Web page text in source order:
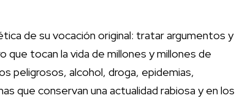
de su vocación original: tratar argumentos y
que tocan la vida de millones y millones de
peligrosos, alcohol, droga, epidemias,
que conservan una actualidad rabiosa y en los